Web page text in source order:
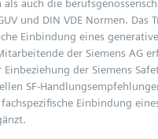
auch die
und DIN VDE Normen. Das
Einbindung eines
der Siemens AG
der Siemens
SF-
Einbindung